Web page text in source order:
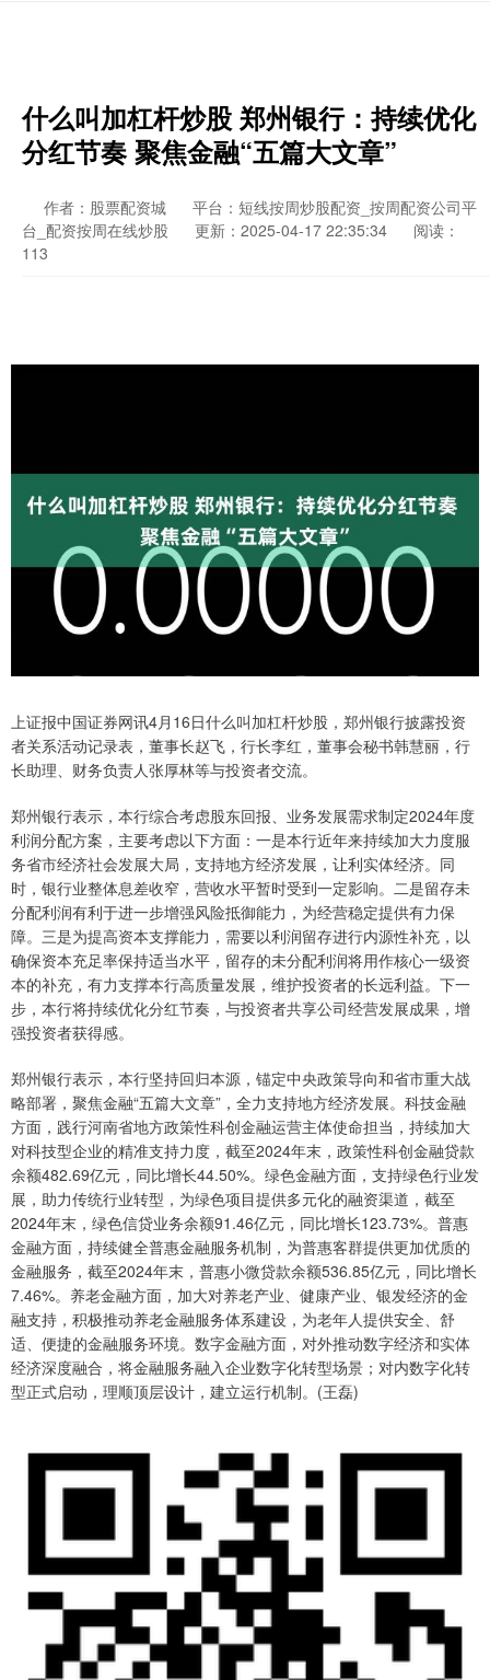
什么叫加杠杆炒股 郑州银行：持续优化
分红节奏 聚焦金融“五篇大文章”
作者：股票配资城
平台：短线按周炒股配资_按周配资公司平
台_配资按周在线炒股
更新：2025-04-17 22:35:34
阅读：
113
上证报中国证券网讯4月16日什么叫加杠杆炒股，郑州银行披露投资
者关系活动记录表，董事长赵飞，行长李红，董事会秘书韩慧丽，行
长助理、财务负责人张厚林等与投资者交流。
郑州银行表示，本行综合考虑股东回报、业务发展需求制定2024年度
利润分配方案，主要考虑以下方面：一是本行近年来持续加大力度服
务省市经济社会发展大局，支持地方经济发展，让利实体经济。同
时，银行业整体息差收窄，营收水平暂时受到一定影响。二是留存未
分配利润有利于进一步增强风险抵御能力，为经营稳定提供有力保
障。三是为提高资本支撑能力，需要以利润留存进行内源性补充，以
确保资本充足率保持适当水平，留存的未分配利润将用作核心一级资
本的补充，有力支撑本行高质量发展，维护投资者的长远利益。下一
步，本行将持续优化分红节奏，与投资者共享公司经营发展成果，增
强投资者获得感。
郑州银行表示，本行坚持回归本源，锚定中央政策导向和省市重大战
略部署，聚焦金融“五篇大文章”，全力支持地方经济发展。科技金融
方面，践行河南省地方政策性科创金融运营主体使命担当，持续加大
对科技型企业的精准支持力度，截至2024年末，政策性科创金融贷款
余额482.69亿元，同比增长44.50%。绿色金融方面，支持绿色行业发
展，助力传统行业转型，为绿色项目提供多元化的融资渠道，截至
2024年末，绿色信贷业务余额91.46亿元，同比增长123.73%。普惠
金融方面，持续健全普惠金融服务机制，为普惠客群提供更加优质的
金融服务，截至2024年末，普惠小微贷款余额536.85亿元，同比增长
7.46%。养老金融方面，加大对养老产业、健康产业、银发经济的金
融支持，积极推动养老金融服务体系建设，为老年人提供安全、舒
适、便捷的金融服务环境。数字金融方面，对外推动数字经济和实体
经济深度融合，将金融服务融入企业数字化转型场景；对内数字化转
型正式启动，理顺顶层设计，建立运行机制。(王磊)